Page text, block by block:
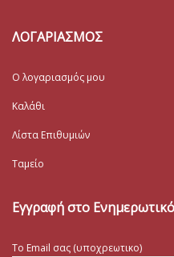
ΛΟΓΑΡΙΑΣΜΟΣ
Ο λογαριασμός μου
Καλάθι
Λίστα Επιθυμιών
Ταμείο
Εγγραφή στο Ενημερωτικό
Το Email σας (υποχρεωτικο)